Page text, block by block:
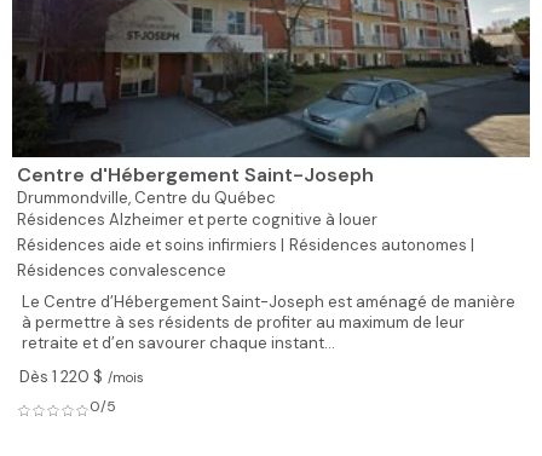
Centre d'Hébergement Saint-Joseph
Drummondville, Centre du Québec
Résidences Alzheimer et perte cognitive à louer
Résidences aide et soins infirmiers | Résidences autonomes |
Résidences convalescence
Le Centre d’Hébergement Saint-Joseph est aménagé de manière
à permettre à ses résidents de profiter au maximum de leur
retraite et d’en savourer chaque instant...
Dès 1 220 $ /mois
0/5